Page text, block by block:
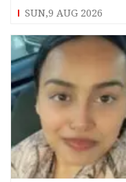
SUN,9 AUG 2026